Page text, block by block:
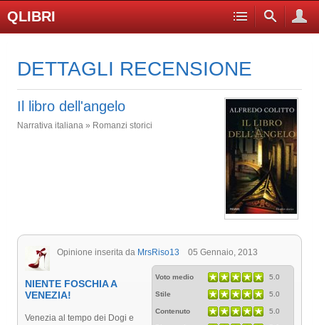
QLIBRI
DETTAGLI RECENSIONE
Il libro dell'angelo
Narrativa italiana » Romanzi storici
Opinione inserita da MrsRiso13 05 Gennaio, 2013
Voto medio 5.0
Stile 5.0
Contenuto 5.0
NIENTE FOSCHIA A
VENEZIA!
Venezia al tempo dei Dogi e